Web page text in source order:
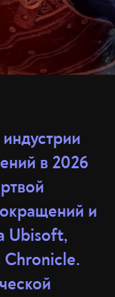
в 2026
и
Ubisoft,
Chronicle.